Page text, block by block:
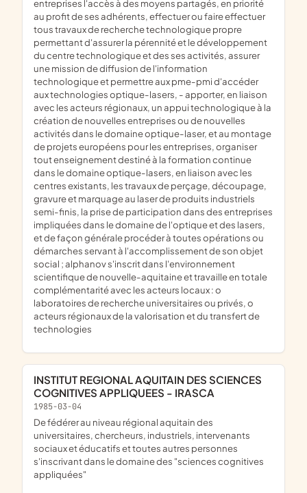
entreprises l'accès à des moyens partagés, en priorité
au profit de ses adhérents, effectuer ou faire effectuer
tous travaux de recherche technologique propre
permettant d'assurer la pérennité et le développement
du centre technologique et des ses activités, assurer
une mission de diffusion de l'information
technologique et permettre aux pme-pmi d'accéder
aux technologies optique-lasers, - apporter, en liaison
avec les acteurs régionaux, un appui technologique à la
création de nouvelles entreprises ou de nouvelles
activités dans le domaine optique-laser, et au montage
de projets européens pour les entreprises, organiser
tout enseignement destiné à la formation continue
dans le domaine optique-lasers, en liaison avec les
centres existants, les travaux de perçage, découpage,
gravure et marquage au laser de produits industriels
semi-finis, la prise de participation dans des entreprises
impliquées dans le domaine de l'optique et des lasers,
et de façon générale procéder à toutes opérations ou
démarches servant à l'accomplissement de son objet
social ; alphanov s'inscrit dans l'environnement
scientifique de nouvelle-aquitaine et travaille en totale
complémentarité avec les acteurs locaux : o
laboratoires de recherche universitaires ou privés, o
acteurs régionaux de la valorisation et du transfert de
technologies
INSTITUT REGIONAL AQUITAIN DES SCIENCES
COGNITIVES APPLIQUEES - IRASCA
1985-03-04
de fédérer au niveau régional aquitain des
universitaires, chercheurs, industriels, intervenants
sociaux et éducatifs et toutes autres personnes
s'inscrivant dans le domaine des "sciences cognitives
appliquées"